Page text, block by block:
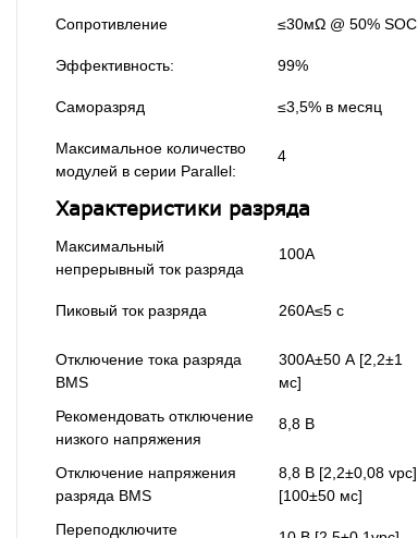
Сопротивление ≤30мΩ @ 50% SOC
Эффективность: 99%
Саморазряд ≤3,5% в месяц
Максимальное количество
модулей в серии Parallel:
4
Характеристики разряда
Максимальный
непрерывный ток разряда
100А
Пиковый ток разряда 260А≤5 с
Отключение тока разряда
BMS
300А±50 А [2,2±1
мс]
Рекомендовать отключение
низкого напряжения
8,8 В
Отключение напряжения
разряда BMS
8,8 В [2,2±0,08 vpc]
[100±50 мс]
Переподключите